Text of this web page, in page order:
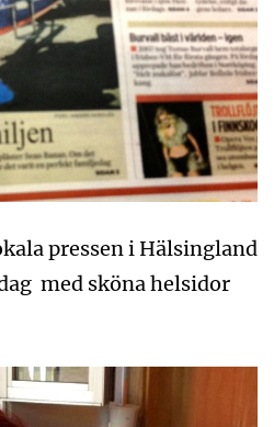
pressen i Hälsingland
med sköna helsidor